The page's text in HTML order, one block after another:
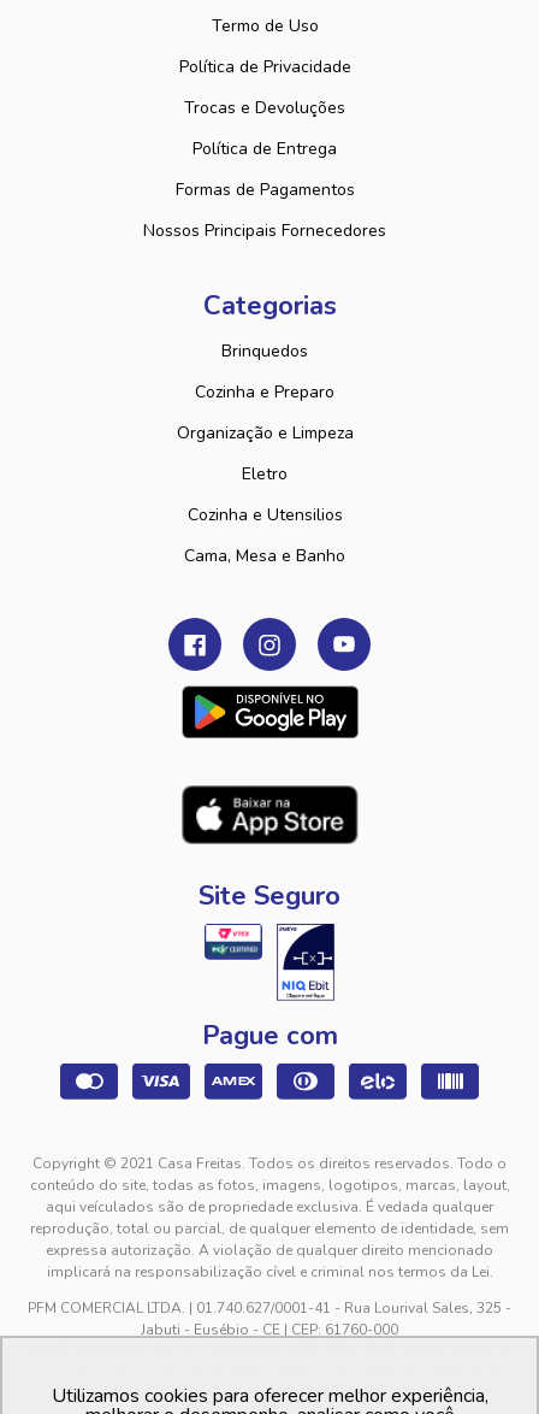
Termo de Uso
Política de Privacidade
Trocas e Devoluções
Política de Entrega
Formas de Pagamentos
Nossos Principais Fornecedores
Categorias
Brinquedos
Cozinha e Preparo
Organização e Limpeza
Eletro
Cozinha e Utensilios
Cama, Mesa e Banho
Site Seguro
Pague com
Copyright © 2021 Casa Freitas. Todos os direitos reservados. Todo o
conteúdo do site, todas as fotos, imagens, logotipos, marcas, layout,
aqui veículados são de propriedade exclusiva. É vedada qualquer
reprodução, total ou parcial, de qualquer elemento de identidade, sem
expressa autorização. A violação de qualquer direito mencionado
implicará na responsabilização cível e criminal nos termos da Lei.
PFM COMERCIAL LTDA. | 01.740.627/0001-41 - Rua Lourival Sales, 325 -
Jabuti - Eusébio - CE | CEP: 61760-000
feriados.
Utilizamos cookies para oferecer melhor experiência,